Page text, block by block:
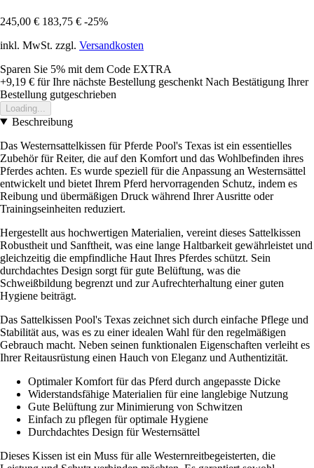
245,00 € 183,75 € -25%
inkl. MwSt. zzgl. Versandkosten
Sparen Sie 5% mit dem Code EXTRA
+9,19 € für Ihre nächste Bestellung geschenkt Nach Bestätigung Ihrer
Bestellung gutgeschrieben
Loading...
Beschreibung
Das Westernsattelkissen für Pferde Pool's Texas ist ein essentielles
Zubehör für Reiter, die auf den Komfort und das Wohlbefinden ihres
Pferdes achten. Es wurde speziell für die Anpassung an Westernsättel
entwickelt und bietet Ihrem Pferd hervorragenden Schutz, indem es
Reibung und übermäßigen Druck während Ihrer Ausritte oder
Trainingseinheiten reduziert.
Hergestellt aus hochwertigen Materialien, vereint dieses Sattelkissen
Robustheit und Sanftheit, was eine lange Haltbarkeit gewährleistet und
gleichzeitig die empfindliche Haut Ihres Pferdes schützt. Sein
durchdachtes Design sorgt für gute Belüftung, was die
Schweißbildung begrenzt und zur Aufrechterhaltung einer guten
Hygiene beiträgt.
Das Sattelkissen Pool's Texas zeichnet sich durch einfache Pflege und
Stabilität aus, was es zu einer idealen Wahl für den regelmäßigen
Gebrauch macht. Neben seinen funktionalen Eigenschaften verleiht es
Ihrer Reitausrüstung einen Hauch von Eleganz und Authentizität.
Optimaler Komfort für das Pferd durch angepasste Dicke
Widerstandsfähige Materialien für eine langlebige Nutzung
Gute Belüftung zur Minimierung von Schwitzen
Einfach zu pflegen für optimale Hygiene
Durchdachtes Design für Westernsättel
Dieses Kissen ist ein Muss für alle Westernreitbegeisterten, die